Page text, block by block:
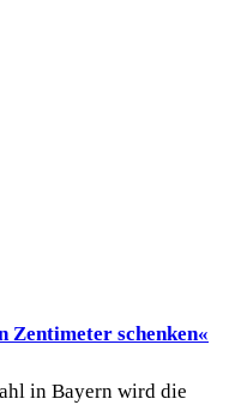
Zentimeter schenken«
in Bayern wird die